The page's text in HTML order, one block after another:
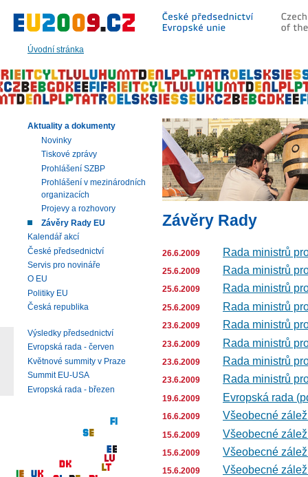
Úvodní stránka
hlavní
|
navigaci
|
vyhledávání
Závěry Rady
26.6.2009 Rada ministrů
25.6.2009 Rada ministrů
25.6.2009 Rada ministrů
25.6.2009 Rada ministrů
23.6.2009 Rada ministrů
23.6.2009 Rada ministrů
23.6.2009 Rada ministrů
23.6.2009 Rada ministrů
19.6.2009 Evropská rada
16.6.2009 Všeobecné
15.6.2009 Všeobecné
15.6.2009 Všeobecné
15.6.2009 Všeobecné
Aktuality a dokumenty
Novinky
Tiskové zprávy
Prohlášení SZBP
Prohlášení v mezinárodních
organizacích
Projevy a rozhovory
Závěry Rady EU
Kalendář akcí
České předsednictví
Servis pro novináře
O EU
Politiky EU
Česká republika
Výsledky předsednictví
Evropská rada - červen
Květnové summity v Praze
Summit EU-USA
Evropská rada - březen